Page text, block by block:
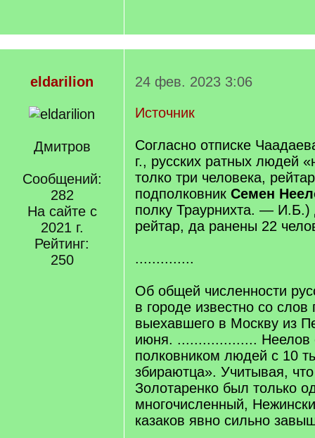
eldarilion
Дмитров
Сообщений:
282
На сайте с
2021 г.
Рейтинг:
250
24 фев. 2023 3:06
Источник
Согласно отписке
г., русских ратных людей
толко три человека,
подполковник Семен
полку Траурнихта. — И.Б.)
рейтар, да ранены 22
..............
Об общей численности
в городе известно со слов
выехавшего в Москву из
июня. ................... Неелов
полковником людей с 10
збираютца». Учитывая,
Золотаренко был только
многочисленный,
казаков явно сильно